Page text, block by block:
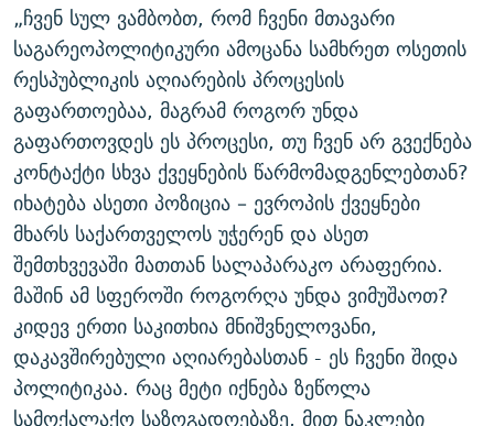
„ჩვენ სულ ვამბობთ, რომ ჩვენი მთავარი
საგარეოპოლიტიკური ამოცანა სამხრეთ ოსეთის
რესპუბლიკის აღიარების პროცესის
გაფართოებაა, მაგრამ როგორ უნდა
გაფართოვდეს ეს პროცესი, თუ ჩვენ არ გვექნება
კონტაქტი სხვა ქვეყნების წარმომადგენლებთან?
იხატება ასეთი პოზიცია – ევროპის ქვეყნები
მხარს საქართველოს უჭერენ და ასეთ
შემთხვევაში მათთან სალაპარაკო არაფერია.
მაშინ ამ სფეროში როგორღა უნდა ვიმუშაოთ?
კიდევ ერთი საკითხია მნიშვნელოვანი,
დაკავშირებული აღიარებასთან - ეს ჩვენი შიდა
პოლიტიკაა. რაც მეტი იქნება ზეწოლა